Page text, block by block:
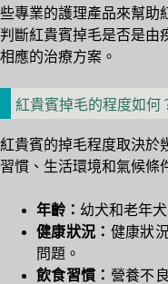
些專業的護理產品來幫助
判斷紅貴賓掉毛是否是由
相應的治療方案。
紅貴賓掉毛的程度如何
紅貴賓的掉毛程度取決於
習慣、生活環境和氣候條
年齡： 幼犬和老年
健康狀況： 健康狀
問題。
飲食習慣： 營養不